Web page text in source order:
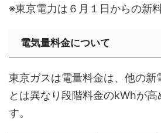
※東京電力は６月１日からの新
電気量料金について
東京ガスは電量料金は、他の新
とは異なり段階料金のkWhが高
す。